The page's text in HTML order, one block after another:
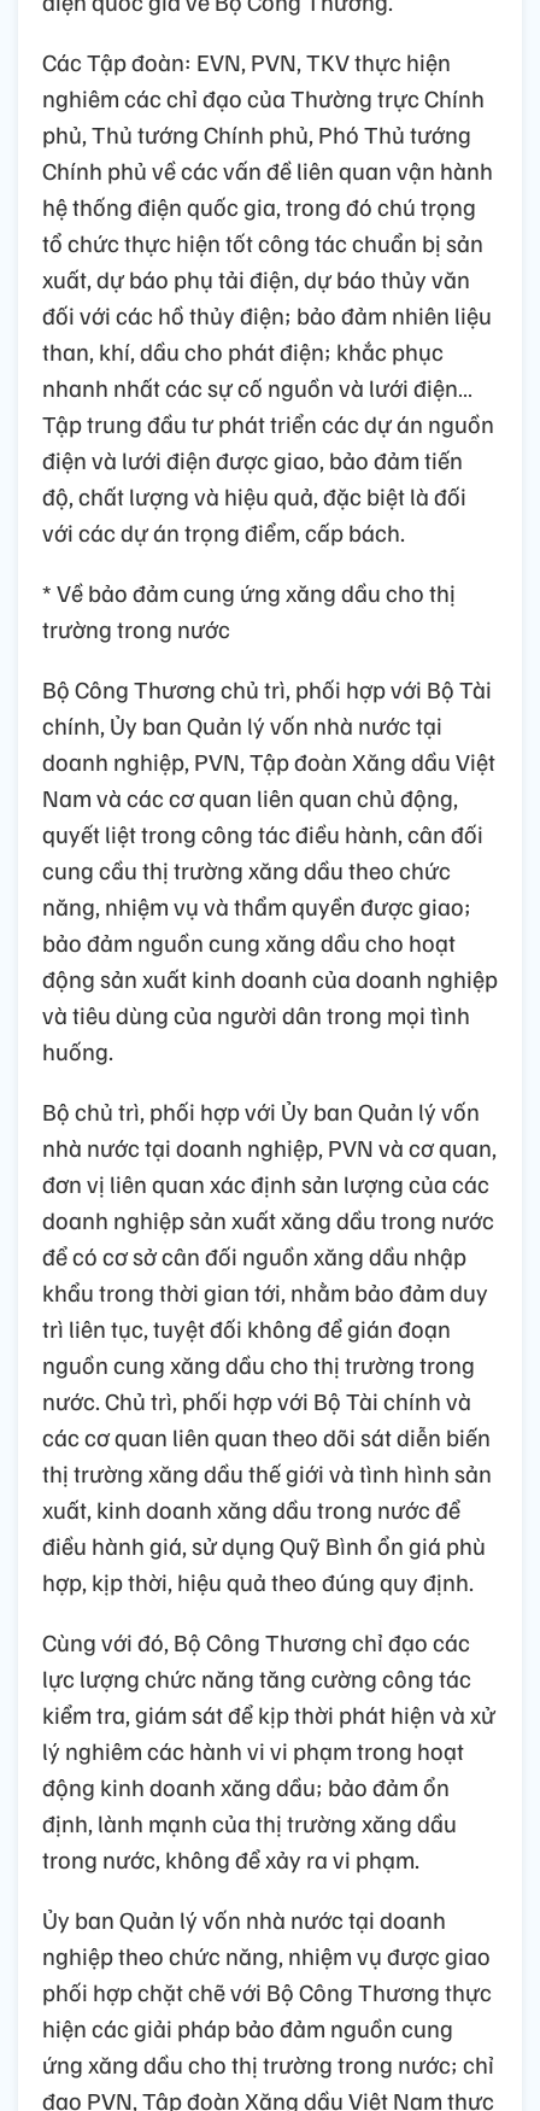
Các Tập đoàn: EVN, PVN, TKV thực hiện
nghiêm các chỉ đạo của Thường trực Chính
phủ, Thủ tướng Chính phủ, Phó Thủ tướng
Chính phủ về các vấn đề liên quan vận hành
hệ thống điện quốc gia, trong đó chú trọng
tổ chức thực hiện tốt công tác chuẩn bị sản
xuất, dự báo phụ tải điện, dự báo thủy văn
đối với các hồ thủy điện; bảo đảm nhiên liệu
than, khí, dầu cho phát điện; khắc phục
nhanh nhất các sự cố nguồn và lưới điện…
Tập trung đầu tư phát triển các dự án nguồn
điện và lưới điện được giao, bảo đảm tiến
độ, chất lượng và hiệu quả, đặc biệt là đối
với các dự án trọng điểm, cấp bách.
* Về bảo đảm cung ứng xăng dầu cho thị
trường trong nước
Bộ Công Thương chủ trì, phối hợp với Bộ Tài
chính, Ủy ban Quản lý vốn nhà nước tại
doanh nghiệp, PVN, Tập đoàn Xăng dầu Việt
Nam và các cơ quan liên quan chủ động,
quyết liệt trong công tác điều hành, cân đối
cung cầu thị trường xăng dầu theo chức
năng, nhiệm vụ và thẩm quyền được giao;
bảo đảm nguồn cung xăng dầu cho hoạt
động sản xuất kinh doanh của doanh nghiệp
và tiêu dùng của người dân trong mọi tình
huống.
Bộ chủ trì, phối hợp với Ủy ban Quản lý vốn
nhà nước tại doanh nghiệp, PVN và cơ quan,
đơn vị liên quan xác định sản lượng của các
doanh nghiệp sản xuất xăng dầu trong nước
để có cơ sở cân đối nguồn xăng dầu nhập
khẩu trong thời gian tới, nhằm bảo đảm duy
trì liên tục, tuyệt đối không để gián đoạn
nguồn cung xăng dầu cho thị trường trong
nước. Chủ trì, phối hợp với Bộ Tài chính và
các cơ quan liên quan theo dõi sát diễn biến
thị trường xăng dầu thế giới và tình hình sản
xuất, kinh doanh xăng dầu trong nước để
điều hành giá, sử dụng Quỹ Bình ổn giá phù
hợp, kịp thời, hiệu quả theo đúng quy định.
Cùng với đó, Bộ Công Thương chỉ đạo các
lực lượng chức năng tăng cường công tác
kiểm tra, giám sát để kịp thời phát hiện và xử
lý nghiêm các hành vi vi phạm trong hoạt
động kinh doanh xăng dầu; bảo đảm ổn
định, lành mạnh của thị trường xăng dầu
trong nước, không để xảy ra vi phạm.
Ủy ban Quản lý vốn nhà nước tại doanh
nghiệp theo chức năng, nhiệm vụ được giao
phối hợp chặt chẽ với Bộ Công Thương thực
hiện các giải pháp bảo đảm nguồn cung
ứng xăng dầu cho thị trường trong nước; chỉ
đạo PVN, Tập đoàn Xăng dầu Việt Nam thực